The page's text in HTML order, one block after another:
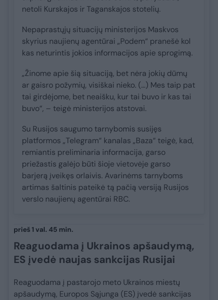
netoli Kurskajos ir Taganskajos stotelių.
Nepaprastųjų situacijų ministerijos Maskvos
skyrius naujienų agentūrai „Podem“ pranešė kol
kas neturintis jokios informacijos apie sprogimą.
„Žinome apie šią situaciją, bet nėra jokių dūmų
ar gaisro požymių, visiškai nieko. (…) Mes taip pat
tai girdėjome, bet neaišku, kur tai buvo ir kas tai
buvo“, – teigė ministerijos atstovai.
Su Rusijos saugumo tarnybomis susijęs
platformos „Telegram“ kanalas „Baza“ teigė, kad,
remiantis preliminaria informacija, garso
priežastis galėjo būti šioje vietovėje garso
barjerą įveikęs orlaivis. Avarinėms tarnyboms
artimas šaltinis pateikė tą pačią versiją Rusijos
verslo naujienų agentūrai RBC.
prieš 1 val. 45 min.
Reaguodama į Ukrainos apšaudymą,
ES įvedė naujas sankcijas Rusijai
Reaguodama į pastarojo meto Ukrainos miestų
apšaudymą, Europos Sąjunga (ES) įvedė sankcijas